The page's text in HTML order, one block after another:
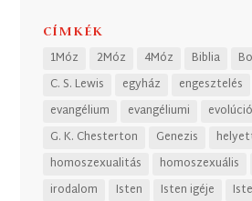
CÍMKÉK
1Móz 2Móz 4Móz Biblia
C. S. Lewis
egyház engesztelés
evangélium
evangéliumi evolúció
G. K. Chesterton
Genezis
homoszexualitás
homoszexuális
irodalom
Isten Isten igéje